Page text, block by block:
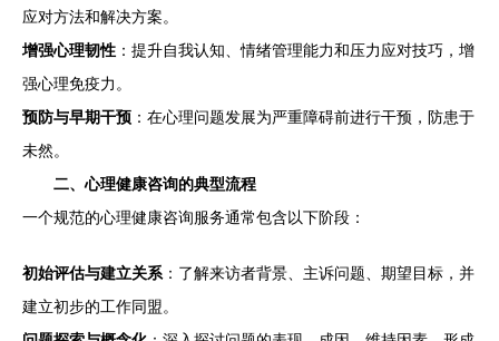
应对方法和解决方案。
增强心理韧性 ：提升自我认知、情绪管理能力和压力应对技巧，增
强心理免疫力。
预防与早期干预 ：在心理问题发展为严重障碍前进行干预，防患于
未然。
二、心理健康咨询的典型流程
一个规范的心理健康咨询服务通常包含以下阶段：
初始评估与建立关系 ：了解来访者背景、主诉问题、期望目标，并
建立初步的工作同盟。